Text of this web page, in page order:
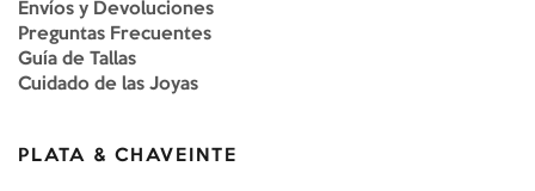
Envíos y Devoluciones
Preguntas Frecuentes
Guía de Tallas
Cuidado de las Joyas
PLATA & CHAVEINTE